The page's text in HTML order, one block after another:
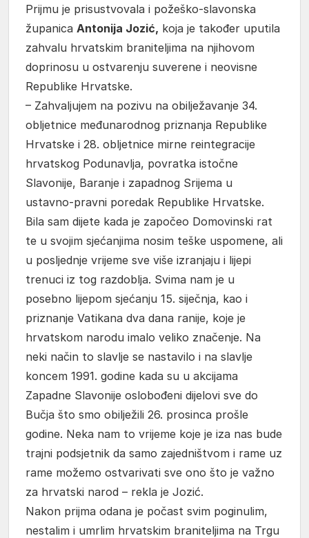
Prijmu je prisustvovala i požeško-slavonska
županica Antonija Jozić, koja je također uputila
zahvalu hrvatskim braniteljima na njihovom
doprinosu u ostvarenju suverene i neovisne
Republike Hrvatske.
– Zahvaljujem na pozivu na obilježavanje 34.
obljetnice međunarodnog priznanja Republike
Hrvatske i 28. obljetnice mirne reintegracije
hrvatskog Podunavlja, povratka istočne
Slavonije, Baranje i zapadnog Srijema u
ustavno-pravni poredak Republike Hrvatske.
Bila sam dijete kada je započeo Domovinski rat
te u svojim sjećanjima nosim teške uspomene, ali
u posljednje vrijeme sve više izranjaju i lijepi
trenuci iz tog razdoblja. Svima nam je u
posebno lijepom sjećanju 15. siječnja, kao i
priznanje Vatikana dva dana ranije, koje je
hrvatskom narodu imalo veliko značenje. Na
neki način to slavlje se nastavilo i na slavlje
koncem 1991. godine kada su u akcijama
Zapadne Slavonije oslobođeni dijelovi sve do
Bučja što smo obilježili 26. prosinca prošle
godine. Neka nam to vrijeme koje je iza nas bude
trajni podsjetnik da samo zajedništvom i rame uz
rame možemo ostvarivati sve ono što je važno
za hrvatski narod – rekla je Jozić.
Nakon prijma odana je počast svim poginulim,
nestalim i umrlim hrvatskim braniteljima na Trgu